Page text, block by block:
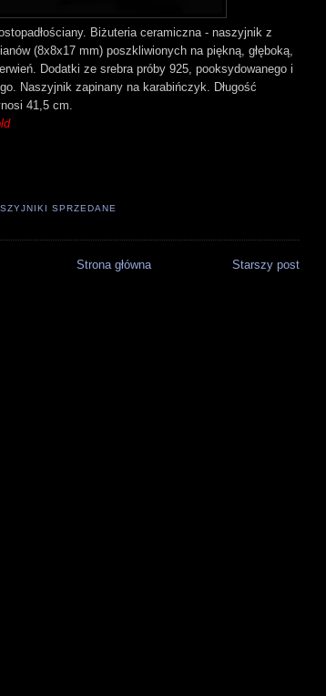
Biżuteria ceramiczna - naszyjnik z
(8x8x17 mm) poszkliwionych na piękną, głęboką,
Dodatki ze srebra próby 925, pooksydowanego i
Naszyjnik zapinany na karabińczyk. Długość
41,5 cm.
SPRZEDANE
Starszy post
Strona główna